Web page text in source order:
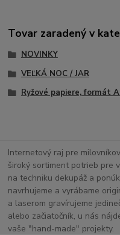
Tovar zaradený v
NOVINKY
VEĽKÁ NOC / JAR
Ryžové papiere, formát
Internetový raj pre
široký sortiment potrieb pre
na techniku dekupáž a
navrhujeme a vyrábame
a laserom gravírujeme
alebo začiatočník, u nás
vaše "hand-made" projekty.